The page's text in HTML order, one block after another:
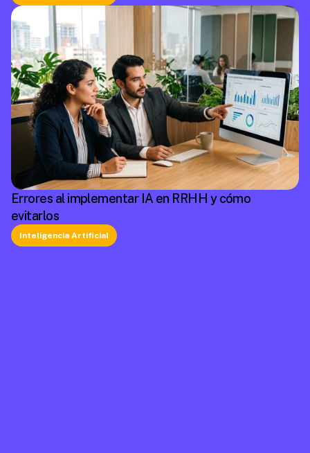
Errores al implementar IA en RRHH y cómo
evitarlos
Inteligencia Artificial